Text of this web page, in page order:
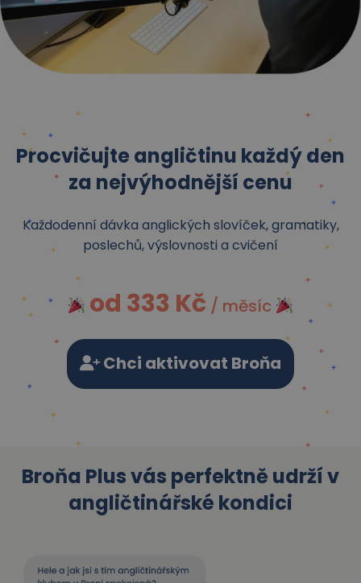
Procvičujte angličtinu každý den
za nejvýhodnější cenu
Každodenní dávka anglických slovíček, gramatiky,
poslechů, výslovnosti a cvičení
od 333 Kč / měsíc
Chci aktivovat Broňa
Broňa Plusvás perfektně udrží v
angličtinářské kondici